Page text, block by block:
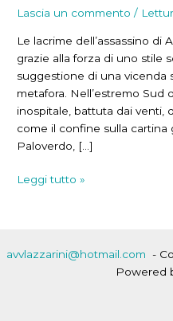
Lascia un commento /
Le lacrime dell’assassino di
grazie alla forza di uno stile
suggestione di una vicenda
metafora. Nell’estremo Sud
inospitale, battuta dai venti,
come il confine sulla cartina
Paloverdo, […]
IlLeggi tutto »
avvlazzarini@hotmail.com -
Powered